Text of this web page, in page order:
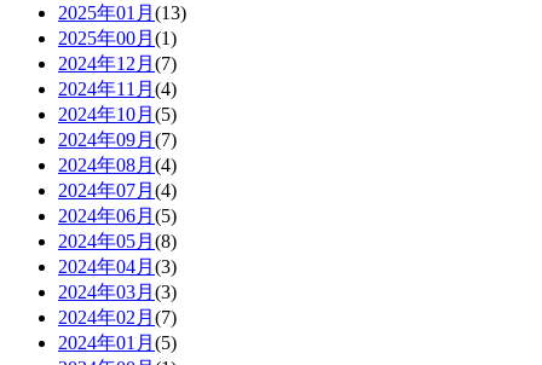
2025年01月 (13)
2025年00月 (1)
2024年12月 (7)
2024年11月 (4)
2024年10月 (5)
2024年09月 (7)
2024年08月 (4)
2024年07月 (4)
2024年06月 (5)
2024年05月 (8)
2024年04月 (3)
2024年03月 (3)
2024年02月 (7)
2024年01月 (5)